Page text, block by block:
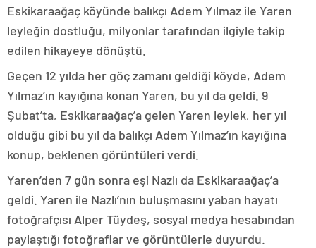
Eskikaraağaç köyünde balıkçı Adem Yılmaz ile Yaren
leyleğin dostluğu, milyonlar tarafından ilgiyle takip
edilen hikayeye dönüştü.
Geçen 12 yılda her göç zamanı geldiği köyde, Adem
Yılmaz’ın kayığına konan Yaren, bu yıl da geldi. 9
Şubat’ta, Eskikaraağaç’a gelen Yaren leylek, her yıl
olduğu gibi bu yıl da balıkçı Adem Yılmaz’ın kayığına
konup, beklenen görüntüleri verdi.
Yaren’den 7 gün sonra eşi Nazlı da Eskikaraağaç’a
geldi. Yaren ile Nazlı’nın buluşmasını yaban hayatı
fotoğrafçısı Alper Tüydeş, sosyal medya hesabından
paylaştığı fotoğraflar ve görüntülerle duyurdu.